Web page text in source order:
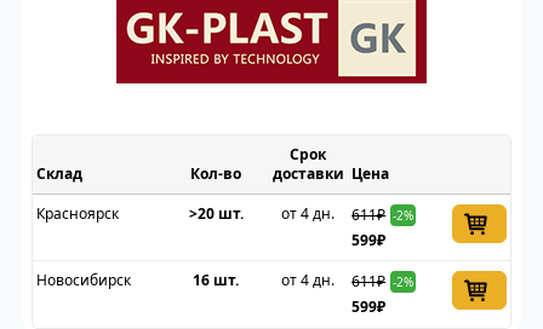
Склад
Срок
доставки Цена
Красноярск
>20 шт. от 4 дн. 611₽ -2%
599₽
Новосибирск
16 шт. от 4 дн. 611₽ -2%
599₽